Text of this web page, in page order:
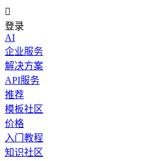

登录
AI
企业服务
解决方案
API服务
推荐
模板社区
价格
入门教程
知识社区